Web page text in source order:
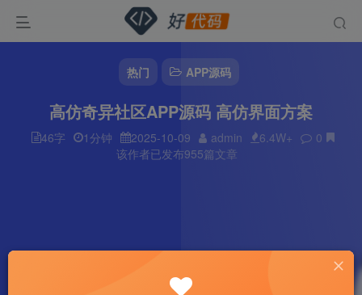
热门 APP源码
高仿奇异社区APP源码 高仿界面方案
46字 1分钟 2025-10-09 admin 6.4W+
0
该作者已发布955篇文章